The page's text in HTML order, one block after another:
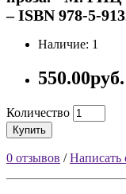
– ISBN 978-5-
Наличие: 1
550.00руб.
Количество
Купить
0 отзывов /Написать